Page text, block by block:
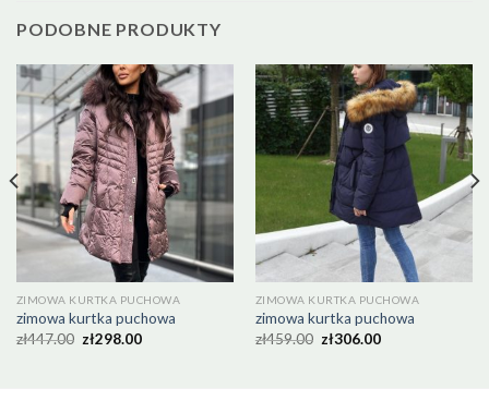
PODOBNE PRODUKTY
ZIMOWA KURTKA PUCHOWA
zimowa kurtka puchowa
zł447.00 zł298.00
ZIMOWA KURTKA PUCHOWA
zimowa kurtka puchowa
zł459.00 zł306.00